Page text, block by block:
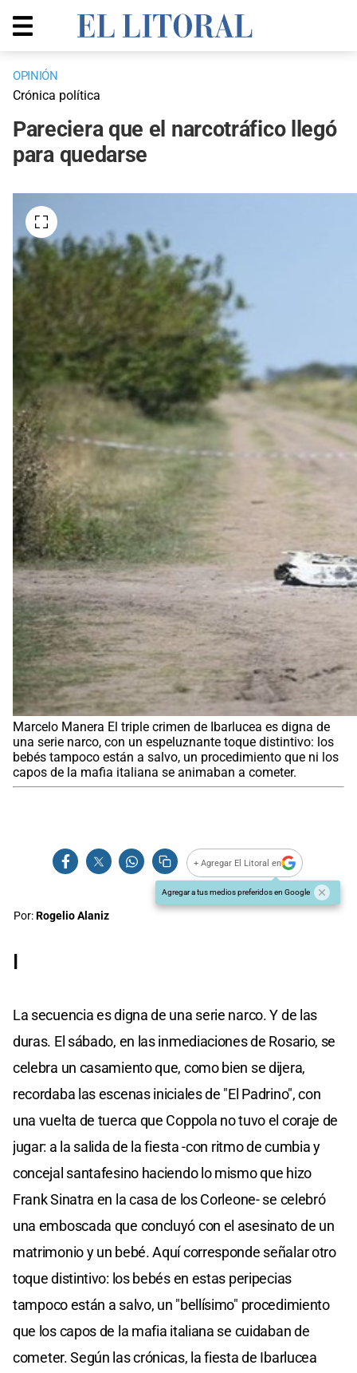
OPINIÓN
Crónica política
Pareciera que el narcotráfico llegó
para quedarse
Marcelo Manera El triple crimen de Ibarlucea es digna de
una serie narco, con un espeluznante toque distintivo: los
bebés tampoco están a salvo, un procedimiento que ni los
capos de la mafia italiana se animaban a cometer.
+ Agregar El Litoral en
Agregar a tus medios preferidos en Google
Por:Rogelio Alaniz
I
La secuencia es digna de una serie narco. Y de las
duras. El sábado, en las inmediaciones de Rosario, se
celebra un casamiento que, como bien se dijera,
recordaba las escenas iniciales de "El Padrino", con
una vuelta de tuerca que Coppola no tuvo el coraje de
jugar: a la salida de la fiesta -con ritmo de cumbia y
concejal santafesino haciendo lo mismo que hizo
Frank Sinatra en la casa de los Corleone- se celebró
una emboscada que concluyó con el asesinato de un
matrimonio y un bebé. Aquí corresponde señalar otro
toque distintivo: los bebés en estas peripecias
tampoco están a salvo, un "bellísimo" procedimiento
que los capos de la mafia italiana se cuidaban de
cometer. Según las crónicas, la fiesta de Ibarlucea